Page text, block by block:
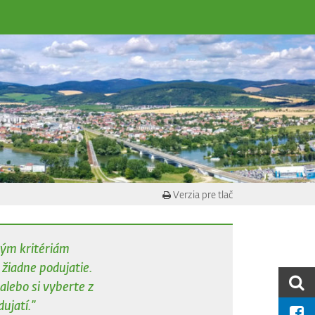
Verzia pre tlač
kritériám
podujatie.
si vyberte z